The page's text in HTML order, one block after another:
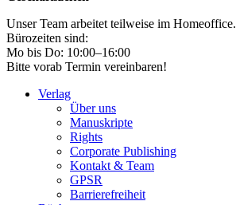
Unser Team arbeitet teilweise im Homeoffice.
Bürozeiten sind:
Mo bis Do: 10:00–16:00
Bitte vorab Termin vereinbaren!
Verlag
Über uns
Manuskripte
Rights
Corporate Publishing
Kontakt & Team
GPSR
Barrierefreiheit